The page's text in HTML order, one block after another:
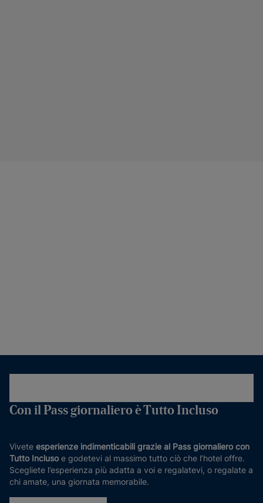
Con il Pass giornaliero è Tutto Incluso
Vivete esperienze indimenticabili grazie al Pass giornaliero con
Tutto Incluso e godetevi al massimo tutto ciò che l’hotel offre.
Scegliete l’esperienza più adatta a voi e regalatevi, o regalate a
chi amate, una giornata memorabile.